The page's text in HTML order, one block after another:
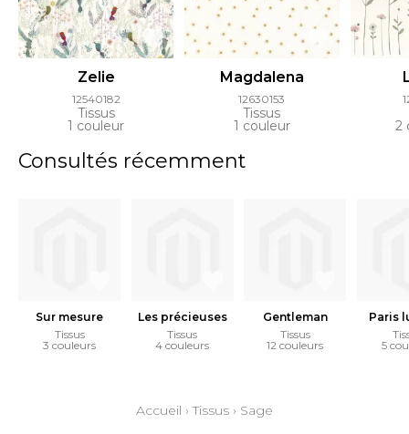
Zelie
12540182
Tissus
1 couleur
Magdalena
12630153
Tissus
1 couleur 2
Consultés récemment
Sur mesure
Tissus
3 couleurs
Les précieuses
Tissus
4 couleurs
Gentleman
Tissus
12 couleurs
Paris
5
Accueil ›Tissus › Sage